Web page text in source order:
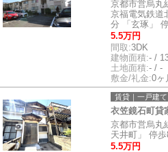
京都市営烏丸
京福電気鉄道
分 「玄琢」
5.5万円
間取:3DK
建物面積:- /
土地面積:- / -
敷金/礼金:0ヶ
賃貸｜一戸建て
衣笠鏡石町貸
京都市営烏丸
天井町」 停歩
5.5万円